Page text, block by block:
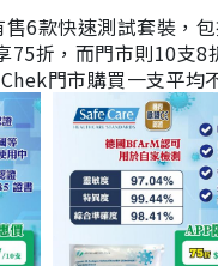
6款快速測試套裝，
75折，而門市則10支
門市購買一支平均